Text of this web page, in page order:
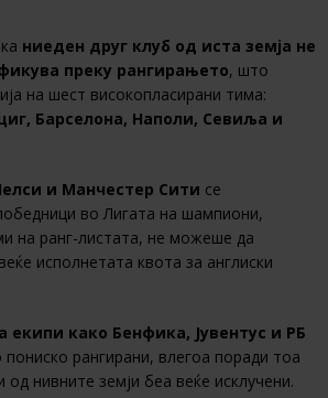
ниеден друг клуб од иста земја не
преку рангирањето, што
на шест високопласирани тима:
Барселона, Наполи, Севиља и
и Манчестер Сити се
во Лигата на шампиони,
на ранг-листата, не можеше да
исполнетата квота за англиски
екипи како Бенфика, Јувентус и РБ
пониско рангирани, влегоа поради тоа
од нивните земји беа веќе исклучени.